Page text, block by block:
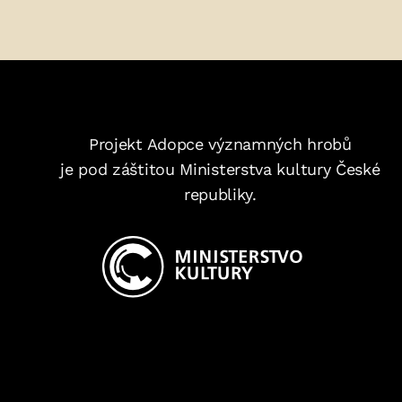
Projekt Adopce významných hrobů
je pod záštitou Ministerstva kultury České
republiky.